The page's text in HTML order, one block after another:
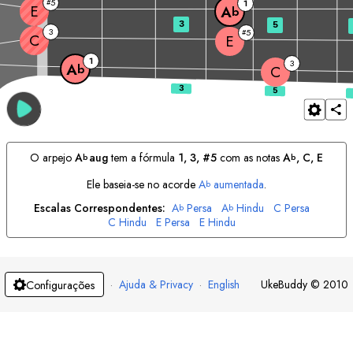
Ab 1
C 3
C 3 E #5
E Ab 1
3 5
O arpejoAbaugtem a fórmula 1, 3, #5com as notas Ab, C, E
Ele baseia-se no acorde Ab aumentada.
Escalas Correspondentes: Ab Persa Ab Hindu C Persa
C Hindu E Persa E Hindu
Configurações · Ajuda & Privacy · English UkeBuddy © 2010